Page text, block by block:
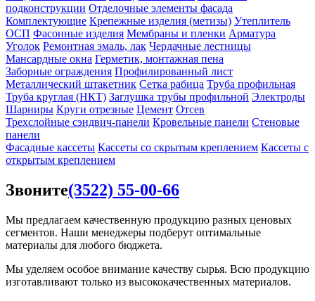
подконструкции Отделочные элементы фасада
Комплектующие Крепежные изделия (метизы) Утеплитель
ОСП Фасонные изделия Мембраны и пленки Арматура
Уголок Ремонтная эмаль, лак Чердачные лестницы
Мансардные окна Герметик, монтажная пена
Заборные ограждения Профилированный лист
Металлический штакетник Сетка рабица Труба профильная
Труба круглая (НКТ) Заглушка трубы профильной Электроды
Шарниры Круги отрезные Цемент Отсев
Трехслойные сэндвич-панели Кровельные панели Стеновые
панели
Фасадные кассеты Кассеты со скрытым креплением Кассеты с
открытым креплением
Звоните(3522) 55-00-66
Мы предлагаем качественную продукцию разных ценовых
сегментов. Наши менеджеры подберут оптимальные
материалы для любого бюджета.
Мы уделяем особое внимание качеству сырья. Всю продукцию
изготавливают только из высококачественных материалов.